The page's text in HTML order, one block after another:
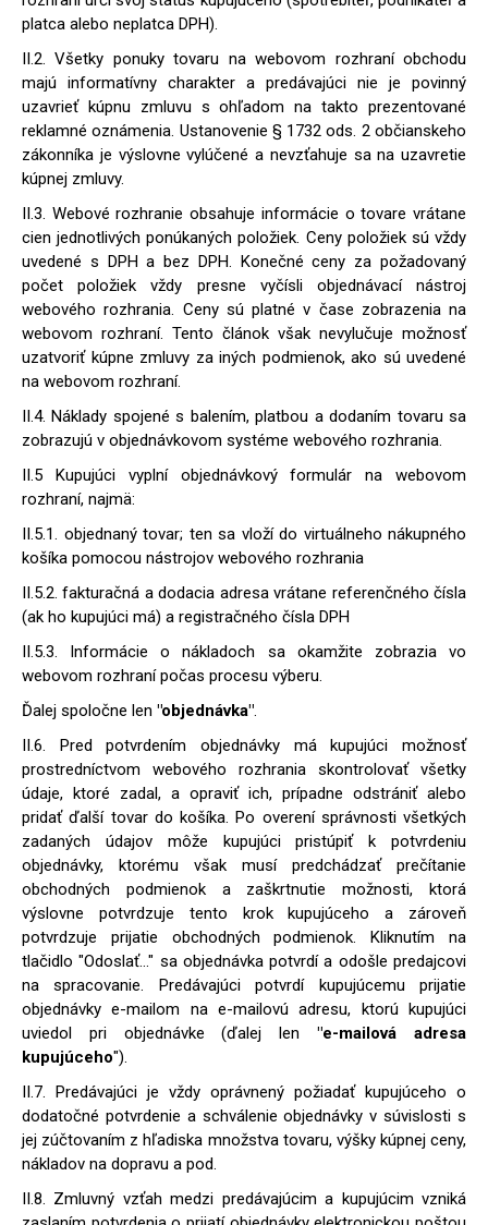
platca alebo neplatca DPH).
II.2. Všetky ponuky tovaru na webovom rozhraní obchodu
majú informatívny charakter a predávajúci nie je povinný
uzavrieť kúpnu zmluvu s ohľadom na takto prezentované
reklamné oznámenia. Ustanovenie § 1732 ods. 2 občianskeho
zákonníka je výslovne vylúčené a nevzťahuje sa na uzavretie
kúpnej zmluvy.
II.3. Webové rozhranie obsahuje informácie o tovare vrátane
cien jednotlivých ponúkaných položiek. Ceny položiek sú vždy
uvedené s DPH a bez DPH. Konečné ceny za požadovaný
počet položiek vždy presne vyčísli objednávací nástroj
webového rozhrania. Ceny sú platné v čase zobrazenia na
webovom rozhraní. Tento článok však nevylučuje možnosť
uzatvoriť kúpne zmluvy za iných podmienok, ako sú uvedené
na webovom rozhraní.
II.4. Náklady spojené s balením, platbou a dodaním tovaru sa
zobrazujú v objednávkovom systéme webového rozhrania.
II.5 Kupujúci vyplní objednávkový formulár na webovom
rozhraní, najmä:
II.5.1. objednaný tovar; ten sa vloží do virtuálneho nákupného
košíka pomocou nástrojov webového rozhrania
II.5.2. fakturačná a dodacia adresa vrátane referenčného čísla
(ak ho kupujúci má) a registračného čísla DPH
II.5.3. Informácie o nákladoch sa okamžite zobrazia vo
webovom rozhraní počas procesu výberu.
Ďalej spoločne len "objednávka".
II.6. Pred potvrdením objednávky má kupujúci možnosť
prostredníctvom webového rozhrania skontrolovať všetky
údaje, ktoré zadal, a opraviť ich, prípadne odstrániť alebo
pridať ďalší tovar do košíka. Po overení správnosti všetkých
zadaných údajov môže kupujúci pristúpiť k potvrdeniu
objednávky, ktorému však musí predchádzať prečítanie
obchodných podmienok a zaškrtnutie možnosti, ktorá
výslovne potvrdzuje tento krok kupujúceho a zároveň
potvrdzuje prijatie obchodných podmienok. Kliknutím na
tlačidlo "Odoslať..." sa objednávka potvrdí a odošle predajcovi
na spracovanie. Predávajúci potvrdí kupujúcemu prijatie
objednávky e-mailom na e-mailovú adresu, ktorú kupujúci
uviedol pri objednávke (ďalej len"e-mailová adresa
kupujúceho").
II.7. Predávajúci je vždy oprávnený požiadať kupujúceho o
dodatočné potvrdenie a schválenie objednávky v súvislosti s
jej zúčtovaním z hľadiska množstva tovaru, výšky kúpnej ceny,
nákladov na dopravu a pod.
II.8. Zmluvný vzťah medzi predávajúcim a kupujúcim vzniká